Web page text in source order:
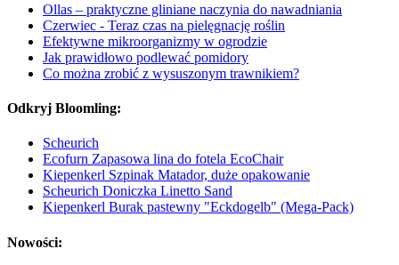
Ollas – praktyczne gliniane naczynia do nawadniania
Czerwiec - Teraz czas na pielęgnację roślin
Efektywne mikroorganizmy w ogrodzie
Jak prawidłowo podlewać pomidory
Co można zrobić z wysuszonym trawnikiem?
Odkryj Bloomling:
Scheurich
Ecofurn Zapasowa lina do fotela EcoChair
Kiepenkerl Szpinak Matador, duże opakowanie
Scheurich Doniczka Linetto Sand
Kiepenkerl Burak pastewny "Eckdogelb" (Mega-Pack)
Nowości: